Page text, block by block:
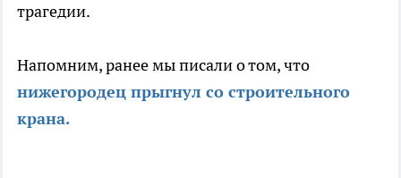
трагедии.
Напомним, ранее мы писали о том, что
нижегородец прыгнул со строительного
крана.